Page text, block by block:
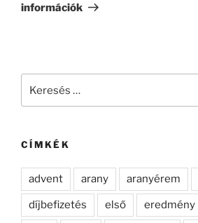
információk
CÍMKÉK
advent arany aranyérem
díjbefizetés első eredmény